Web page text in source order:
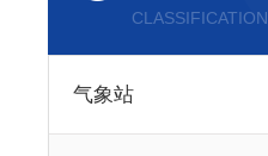
CLASSIFICATION
气象站